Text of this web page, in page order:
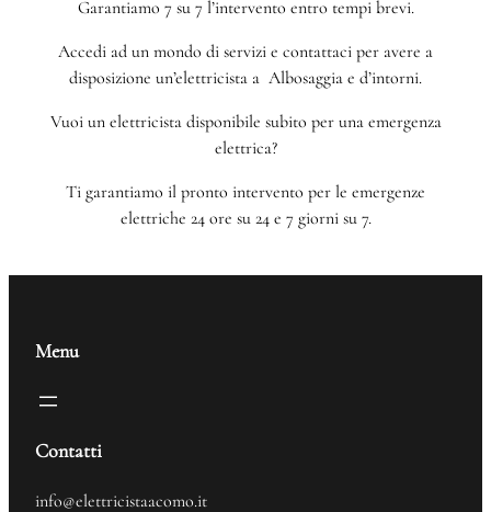
Garantiamo 7 su 7 l’intervento entro tempi brevi.
Accedi ad un mondo di servizi e contattaci per avere a
disposizione un’elettricista a Albosaggia e d’intorni.
Vuoi un elettricista disponibile subito per una emergenza
elettrica?
Ti garantiamo il pronto intervento per le emergenze
elettriche 24 ore su 24 e 7 giorni su 7.
Menu
Contatti
info@elettricistaacomo.it